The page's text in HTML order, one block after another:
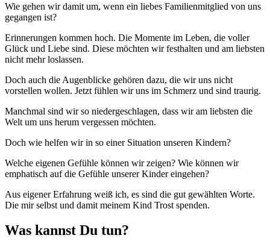
Wie gehen wir damit um, wenn ein liebes Familienmitglied von uns
gegangen ist?
Erinnerungen kommen hoch. Die Momente im Leben, die voller
Glück und Liebe sind. Diese möchten wir festhalten und am liebsten
nicht mehr loslassen.
Doch auch die Augenblicke gehören dazu, die wir uns nicht
vorstellen wollen. Jetzt fühlen wir uns im Schmerz und sind traurig.
Manchmal sind wir so niedergeschlagen, dass wir am liebsten die
Welt um uns herum vergessen möchten.
Doch wie helfen wir in so einer Situation unseren Kindern?
Welche eigenen Gefühle können wir zeigen? Wie können wir
emphatisch auf die Gefühle unserer Kinder eingehen?
Aus eigener Erfahrung weiß ich, es sind die gut gewählten Worte.
Die mir selbst und damit meinem Kind Trost spenden.
Was kannst Du tun?